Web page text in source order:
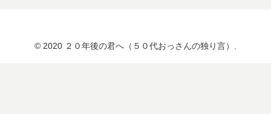
© 2020 ２０年後の君へ（５０代おっさんの独り言）.